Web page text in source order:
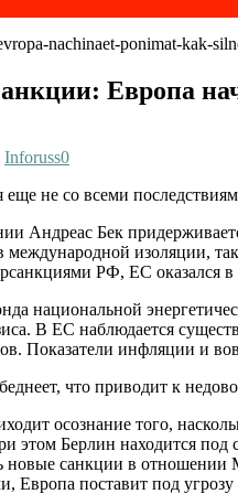
Европа
Inforuss0
еще не со всеми
Андреас Бек
международной изоляции,
РФ, ЕС оказался
национальной
В ЕС наблюдается
Показатели инфляции и
что приводит к
осознание того,
этом Берлин находится
новые санкции в
Европа поставит под угрозу